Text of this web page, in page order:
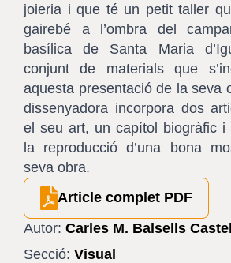
joieria i que té un petit taller
gairebé a l’ombra del
basílica de Santa Maria
conjunt de materials que
aquesta presentació de la seva
dissenyadora incorpora dos
el seu art, un capítol biogràfic i
la reproducció d’una bona
seva obra.
Article complet PDF
Autor: Carles M. Balsells
Secció: Visual